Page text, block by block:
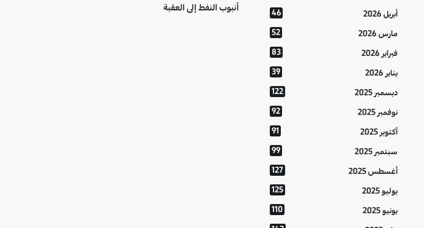
أبريل 2026 46
مارس 2026 52
فبراير 2026 83
يناير 2026 39
ديسمبر 2025 122
نوفمبر 2025 92
أكتوبر 2025 91
سبتمبر 2025 99
أغسطس 2025 127
يوليو 2025 125
يونيو 2025 110
أنبوب النفط إلى العقبة